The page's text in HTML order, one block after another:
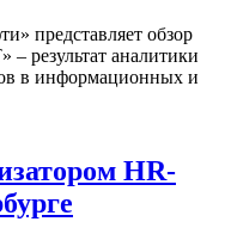
представляет обзор
результат аналитики
в информационных и
HR-